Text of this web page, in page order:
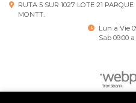
RUTA 5 SUR 1027 LOTE 21
MONTT.
Lun a Vie
Sab 09:00